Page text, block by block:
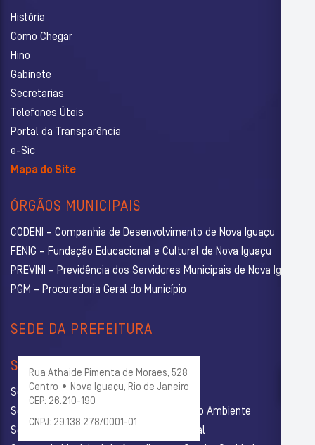
História
Como Chegar
Hino
Gabinete
Secretarias
Telefones Úteis
Portal da Transparência
e-Sic
Mapa do Site
ÓRGÃOS MUNICIPAIS
CODENI – Companhia de Desenvolvimento de Nova Iguaçu
FENIG – Fundação Educacional e Cultural de Nova Iguaçu
PREVINI – Previdência dos Servidores Municipais de Nova Iguaçu
PGM – Procuradoria Geral do Município
SEDE DA PREFEITURA
Rua Athaide Pimenta de Moraes, 528
Centro • Nova Iguaçu, Rio de Janeiro
CEP: 26.210-190
CNPJ: 29.138.278/0001-01
SECRETARIAS
Secretaria Municipal de Administração
Secretaria Municipal de Agricultura e Meio Ambiente
Secretaria Municipal de Assistência Social